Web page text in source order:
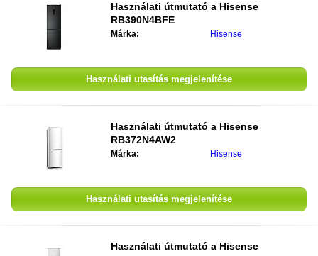
Használati útmutató a Hisense
RB390N4BFE
Márka: Hisense
Használati utasítás megjelenítése
Használati útmutató a Hisense
RB372N4AW2
Márka: Hisense
Használati utasítás megjelenítése
Használati útmutató a Hisense